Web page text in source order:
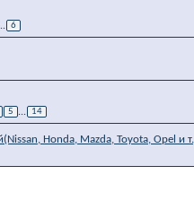
6
5 ... 14
Honda, Mazda, Toyota, Opel и